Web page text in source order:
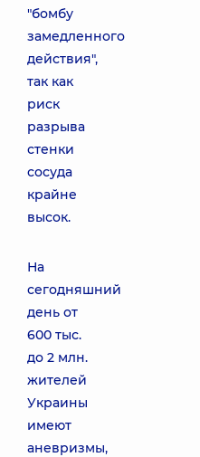
"бомбу
замедленного
действия",
так как
риск
разрыва
стенки
сосуда
крайне
высок.
На
сегодняшний
день от
600 тыс.
до 2 млн.
жителей
Украины
имеют
аневризмы,